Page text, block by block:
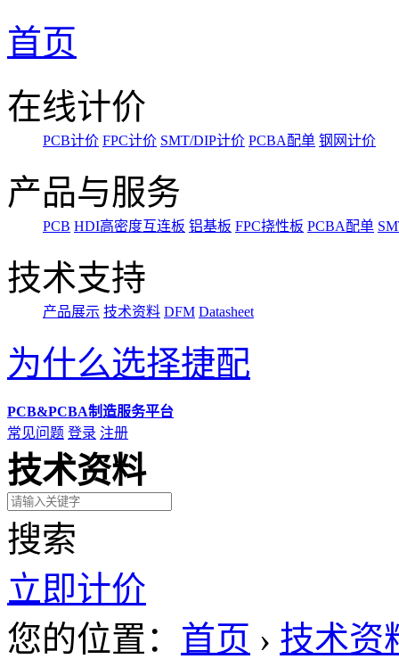
首页
在线计价
PCB计价 FPC计价 SMT/DIP计价 PCBA配单 钢网计价
产品与服务
PCB HDI高密度互连板 铝基板 FPC挠性板 PCBA配单
技术支持
产品展示 技术资料 DFM Datasheet
为什么选择捷配
PCB&PCBA制造服务平台
常见问题 登录 注册
技术资料
搜索
立即计价
您的位置： 首页 › 技术资